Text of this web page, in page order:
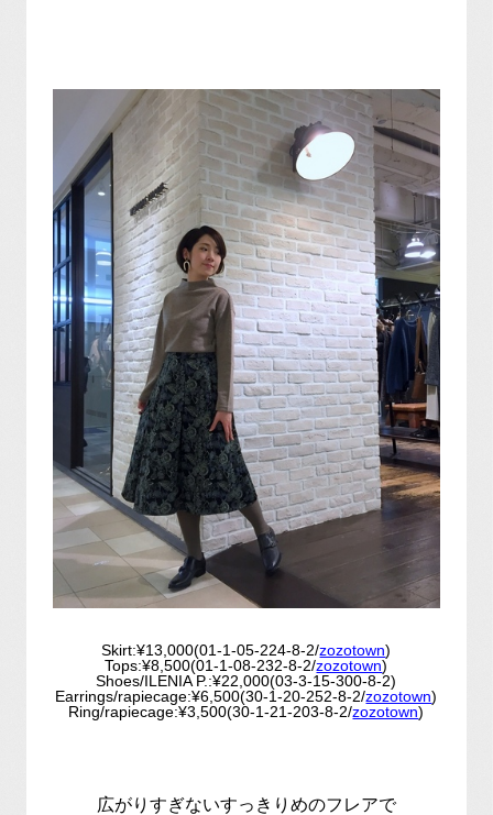
Skirt:¥13,000(01-1-05-224-8-2/zozotown)
Tops:¥8,500(01-1-08-232-8-2/zozotown)
Shoes/ILENIA P.:¥22,000(03-3-15-300-8-2)
Earrings/rapiecage:¥6,500(30-1-20-252-8-2/zozotown)
Ring/rapiecage:¥3,500(30-1-21-203-8-2/zozotown)
広がりすぎないすっきりめのフレアで